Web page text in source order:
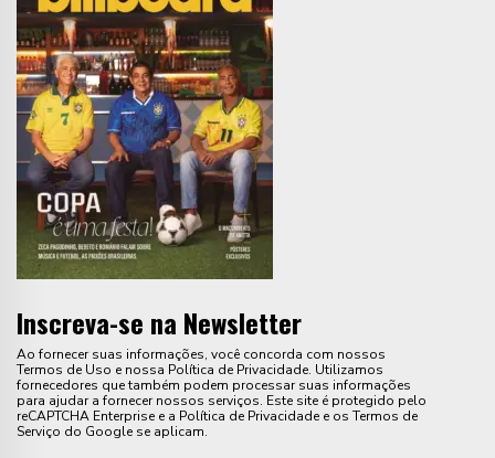
Inscreva-se na Newsletter
Ao fornecer suas informações, você concorda com nossos
Termos de Uso e nossa Política de Privacidade. Utilizamos
fornecedores que também podem processar suas informações
para ajudar a fornecer nossos serviços. Este site é protegido pelo
reCAPTCHA Enterprise e a Política de Privacidade e os Termos de
Serviço do Google se aplicam.